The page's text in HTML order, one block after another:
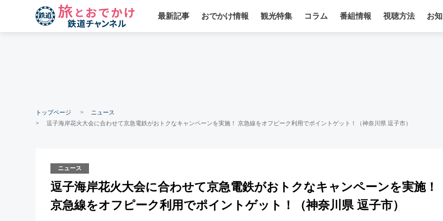
最新記事 おでかけ情報 観光特集 コラム 番組情報 視聴方法 お
トップページ
ニュース
逗子海岸花火大会に合わせて京急電鉄がおトクなキャンペーンを実施！ 京急線をオフピーク利用でポイントゲット！（神奈川県 逗子市）
ニュース
逗子海岸花火大会に合わせて京急電鉄がおトクなキャンペーンを実施！
京急線をオフピーク利用でポイントゲット！（神奈川県 逗子市）